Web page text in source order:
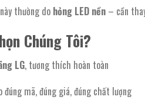
thường do hỏng LED nền – cần
Chúng Tôi?
LG, tương thích hoàn toàn
đúng mã, đúng giá, đúng chất lượng